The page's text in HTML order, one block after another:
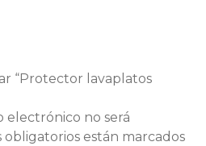
“Protector lavaplatos
electrónico no será
obligatorios están marcados